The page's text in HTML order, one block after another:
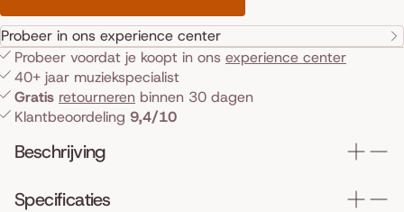
Probeer in ons experience center
Probeer voordat je koopt in ons experience center
40+ jaar muziekspecialist
Gratis retourneren binnen 30 dagen
Klantbeoordeling 9,4/10
Beschrijving
Specificaties